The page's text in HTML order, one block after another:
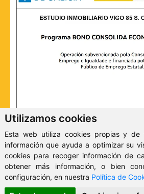
Utilizamos cookies
Esta web utiliza cookies propias y de
información que ayuda a optimizar su
cookies para recoger información de
obtener más información, o bien
configuración, en nuestra Política de